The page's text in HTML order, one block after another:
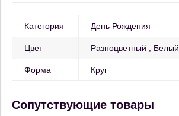
Категория День Рождения
Цвет Разноцветный Белый
Форма Круг
Сопутствующие товары